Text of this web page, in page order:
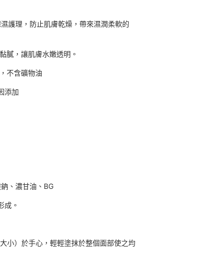
護理，防止肌膚乾燥，帶來濕潤柔軟的
膩，讓肌膚水嫩透明。
不含礦物油
添加
、濃甘油、BG
成。
小）於手心，輕輕塗抹於整個面部使之均